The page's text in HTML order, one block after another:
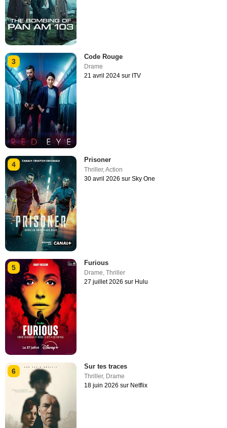
3
Code Rouge
Drame
21 avril 2024 sur ITV
4
Prisoner
Thriller,Action
30 avril 2026 sur Sky One
5
Furious
Drame,Thriller
27 juillet 2026 sur Hulu
6
Sur tes traces
Thriller, Drame
18 juin 2026 sur Netflix